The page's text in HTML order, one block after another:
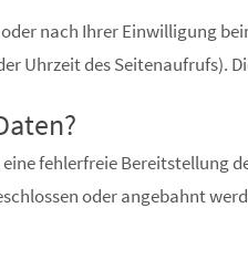
nach Ihrer Einwilligung
Uhrzeit des Seitenaufrufs).
fehlerfreie Bereitstellung
oder angebahnt